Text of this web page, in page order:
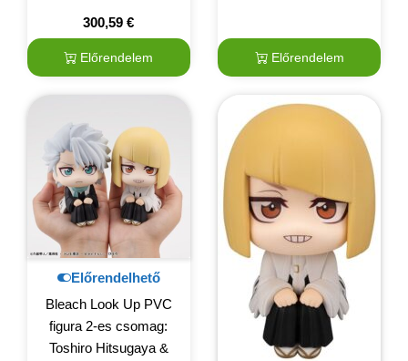
300,59€
Előrendelem Előrendelem
Előrendelhető
Bleach Look Up PVC
figura 2-es csomag:
Toshiro Hitsugaya &